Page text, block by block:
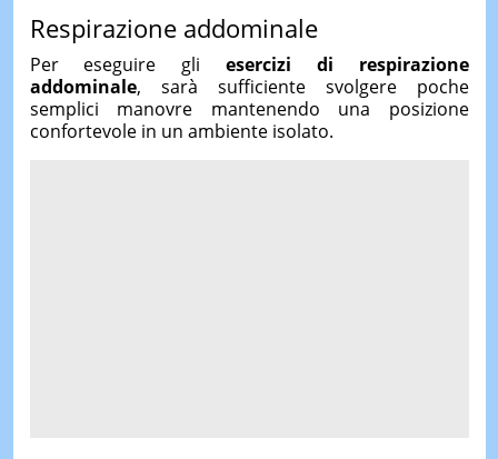
Respirazione addominale
Per eseguire gli esercizi di respirazione
addominale, sarà sufficiente svolgere poche
semplici manovre mantenendo una posizione
confortevole in un ambiente isolato.